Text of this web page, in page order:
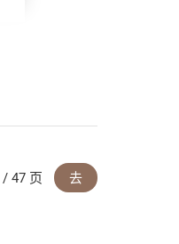
/ 47 页 去